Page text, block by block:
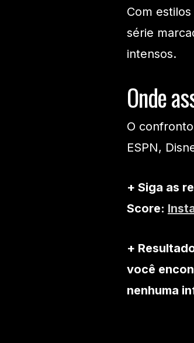
Com
série
intensos.
Onde
O
ESPN,
+ Siga as
Score:
+
você
nenhuma